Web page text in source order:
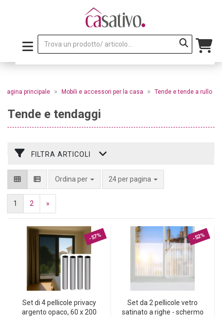
Pagina principale » Mobili e accessori per la casa » Tende e tende a rullo
Tende e tendaggi
FILTRA ARTICOLI
Ordina per 24 per pagina
1 2 »
-57%
Set di 4 pellicole privacy
argento opaco, 60 x 200
-52%
Set da 2 pellicole vetro
satinato a righe - schermo